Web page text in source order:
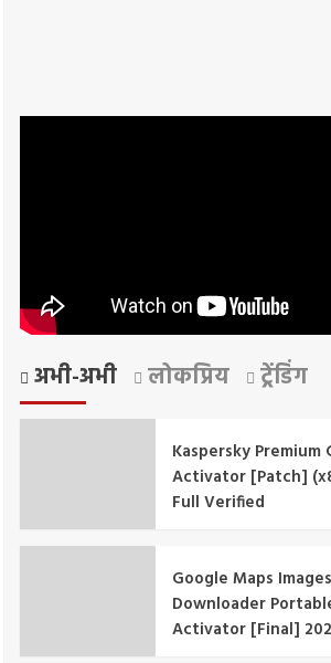
अभी-अभी लोकप्रिय ट्रेंडिंग
Kaspersky Premium
Activator [Patch]
Full Verified
Google Maps Images
Downloader
Activator [Final]